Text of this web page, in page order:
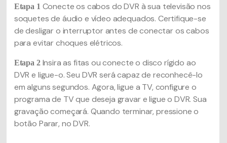
Etapa 1 Conecte os cabos do DVR à sua televisão nos
soquetes de áudio e vídeo adequados. Certifique-se
de desligar o interruptor antes de conectar os cabos
para evitar choques elétricos.
Etapa 2Insira as fitas ou conecte o disco rígido ao
DVR e ligue-o. Seu DVR será capaz de reconhecê-lo
em alguns segundos. Agora, ligue a TV, configure o
programa de TV que deseja gravar e ligue o DVR. Sua
gravação começará. Quando terminar, pressione o
botão Parar, no DVR.